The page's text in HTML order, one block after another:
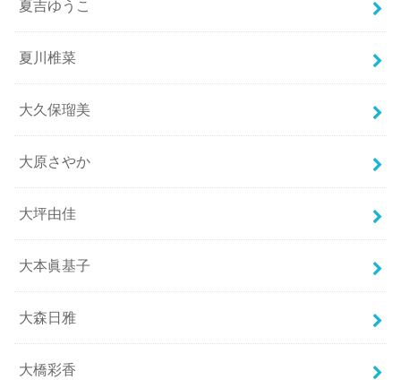
夏吉ゆうこ
夏川椎菜
大久保瑠美
大原さやか
大坪由佳
大本眞基子
大森日雅
大橋彩香